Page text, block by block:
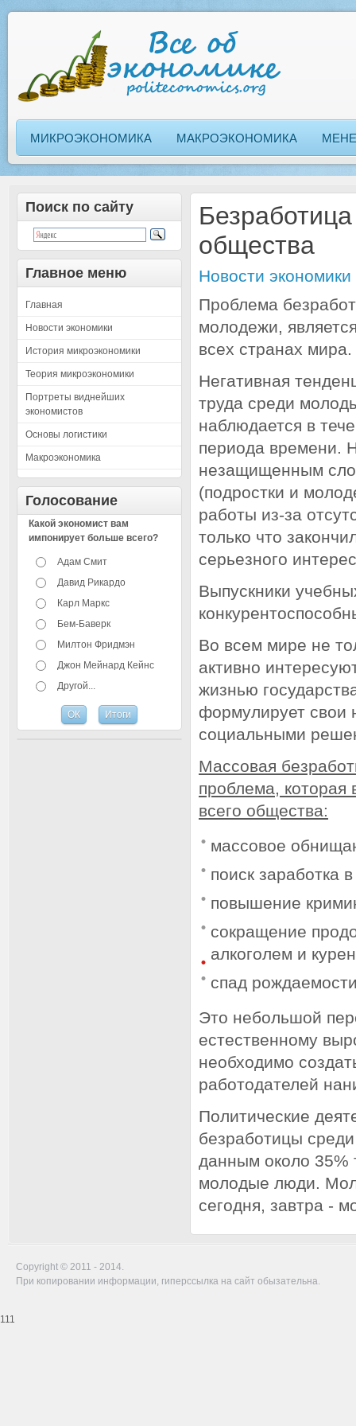
МИКРОЭКОНОМИКА МАКРОЭКОНОМИКА
Поиск по сайту
Главное меню
Главная
Новости экономики
История микроэкономики
Теория микроэкономики
Портреты виднейших
экономистов
Основы логистики
Макроэкономика
Голосование
Какой экономист вам
импонирует больше всего?
Адам Смит
Давид Рикардо
Карл Маркс
Бем-Баверк
Милтон Фридмэн
Джон Мейнард Кейнс
Другой...
общества
Новости экономики
Проблема
молодежи,
всех странах мира.
Негативная
труда среди
наблюдается в
периода времени.
незащищенным
(подростки и
работы из-за
только что
серьезного
Выпускники
Во всем мире не
активно
жизнью
формулирует свои
социальными
Массовая
проблема,
всего общества:
массовое
поиск заработка
повышение
сокращение
алкоголем и
спад
Это небольшой
естественному
необходимо
работодателей
Политические
безработицы
данным около 35%
молодые люди.
сегодня, завтра -
Copyright © 2011 - 2014.
При копировании информации, гиперссылка на сайт обызательна.
111